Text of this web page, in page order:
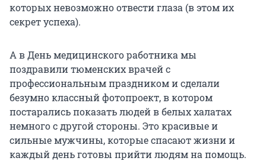
которых невозможно отвести глаза (в этом их
секрет успеха).
А в День медицинского работника мы
поздравили тюменских врачей с
профессиональным праздником и сделали
безумно классный фотопроект, в котором
постарались показать людей в белых халатах
немного с другой стороны. Это красивые и
сильные мужчины, которые спасают жизни и
каждый день готовы прийти людям на помощь.